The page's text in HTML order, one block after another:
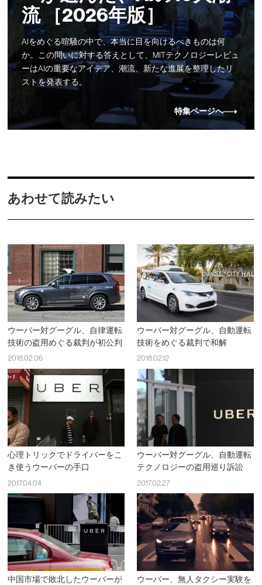
流 ［2026年版］
AIをめぐる喧騒の中で、本当に目を向けるべきものは何
か。この問いに対する答えとして、MITテクノロジーレビュ
ーはAIの重要なアイデア、潮流、新たな進展を整理したリ
ストを発表する。
特集ページへ
あわせて読みたい
ウーバー対グーグル、自律運転
技術の盗用めぐる裁判が初公判
2018.02.06
ウーバー対グーグル、自動運転
技術をめぐる裁判で和解
2018.02.12
心理トリックでドライバーをこ
き使うウーバーの手口
2017.04.04
ウーバー対グーグル、自動運転
テクノロジーの盗用巡り訴訟
2017.02.27
中国市場で敗北したウーバーが
ウーバー、無人タクシー実験を